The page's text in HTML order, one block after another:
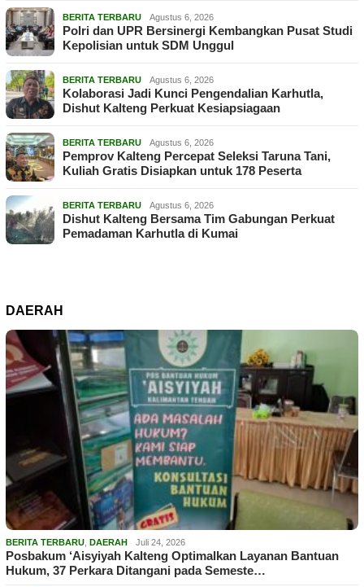
BERITA TERBARU Agustus 6, 2026
Polri dan UPR Bersinergi Kembangkan Pusat Studi
Kepolisian untuk SDM Unggul
BERITA TERBARU Agustus 6, 2026
Kolaborasi Jadi Kunci Pengendalian Karhutla,
Dishut Kalteng Perkuat Kesiapsiagaan
BERITA TERBARU Agustus 6, 2026
Pemprov Kalteng Percepat Seleksi Taruna Tani,
Kuliah Gratis Disiapkan untuk 178 Peserta
BERITA TERBARU Agustus 6, 2026
Dishut Kalteng Bersama Tim Gabungan Perkuat
Pemadaman Karhutla di Kumai
DAERAH
BERITA TERBARU DAERAH Juli 24, 2026
Posbakum ‘Aisyiyah Kalteng Optimalkan Layanan Bantuan
Hukum, 37 Perkara Ditangani pada Semeste…